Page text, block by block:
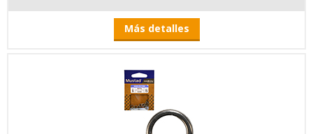
Más detalles